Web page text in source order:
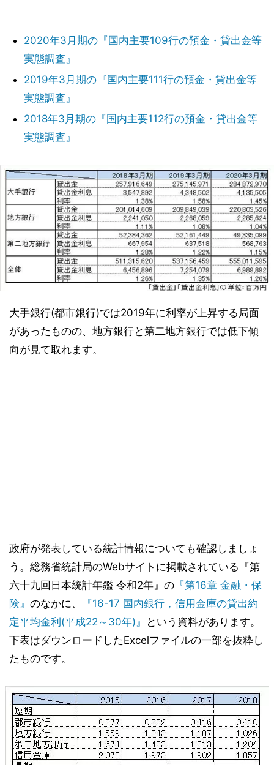
2020年3月期の『国内主要109行の預金・貸出金等
実態調査』
2019年3月期の『国内主要111行の預金・貸出金等
実態調査』
2018年3月期の『国内主要112行の預金・貸出金等
実態調査』
大手銀行(都市銀行)では2019年に利率が上昇する局面
があったものの、地方銀行と第二地方銀行では低下傾
向が見て取れます。
政府が発表している統計情報についても確認しましょ
う。総務省統計局のWebサイトに掲載されている『第
六十九回日本統計年鑑 令和2年』の 『第16章 金融・保
険』 のなかに、
『16-17 国内銀行，信用金庫の貸出約
定平均金利(平成22～30年)』
という資料があります。
下表はダウンロードしたExcelファイルの一部を抜粋し
たものです。